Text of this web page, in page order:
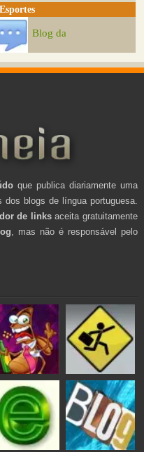
Esportes
Blog da
que publica diariamente uma
blogs de língua portuguesa.
de linksaceita gratuitamente
, mas não é responsável pelo